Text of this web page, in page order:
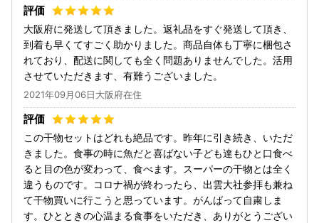
大阪府に発送して頂きました。返礼品をすぐ発送して頂き、
到着も早くてすごく助かりました。商品自体も丁寧に梱包さ
れており、配送に関しても全く問題ありませんでした。活用
させていただきます、有難うございました。
2021年09月06日大阪府在住
この干物セットはどれも絶品です。昨年に引き続き、いただ
きました。食事の時に魚だと喜ばない子ども達もひと口食べ
ると目の色が変わって、食べます。スーパーの干物とは全く
違うものです。コロナ禍が終わったら、出雲大社参拝も兼ね
て干物買いに行こうと思っています。がんばって自粛しま
す。ひとときの心温まる食事をいただき、ありがとうござい